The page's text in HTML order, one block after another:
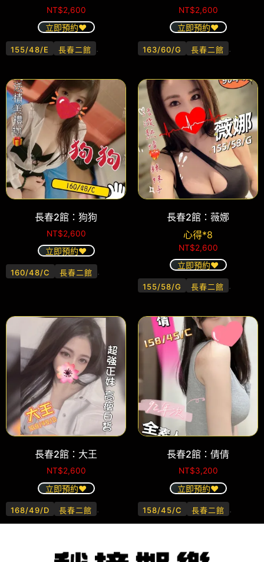
NT$2,600
立即預約❤️
155/48/E 長春二館 .
NT$2,600
立即預約❤️
163/60/G 長春二館 .
長春2館：狗狗
NT$2,600
立即預約❤️
160/48/C 長春二館 .
長春2館：薇娜
心得*8
NT$2,600
立即預約❤️
155/58/G 長春二館 .
長春2館：大王
NT$2,600
立即預約❤️
168/49/D 長春二館 .
長春2館：倩倩
NT$3,200
立即預約❤️
158/45/C 長春二館 .